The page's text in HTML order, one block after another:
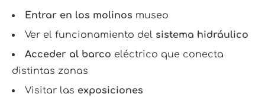
Entrar en los molinos museo
Ver el funcionamiento del sistema hidráulico
Acceder al barco eléctrico que conecta
distintas zonas
Visitar las exposiciones